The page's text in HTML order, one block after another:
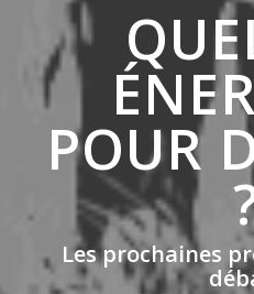
POUR
Les prochaines